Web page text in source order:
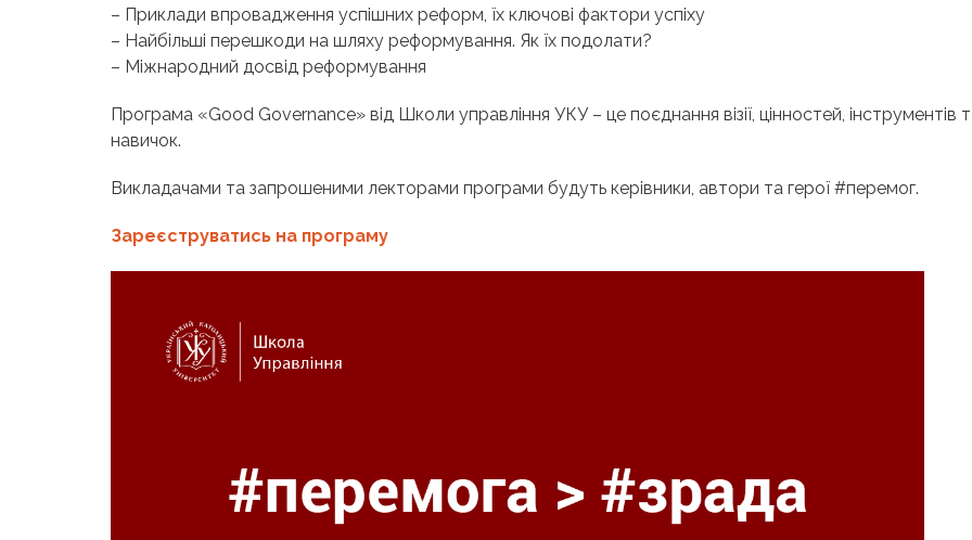
– Приклади впровадження успішних реформ, їх ключові фактори успіху
– Найбільші перешкоди на шляху реформування. Як їх подолати?
– Міжнародний досвід реформування
Програма «Good Governance» від Школи управління УКУ – це поєднання візії, цінностей, інструментів
навичок.
Викладачами та запрошеними лекторами програми будуть керівники, автори та герої #перемог.
Зареєструватись на програму